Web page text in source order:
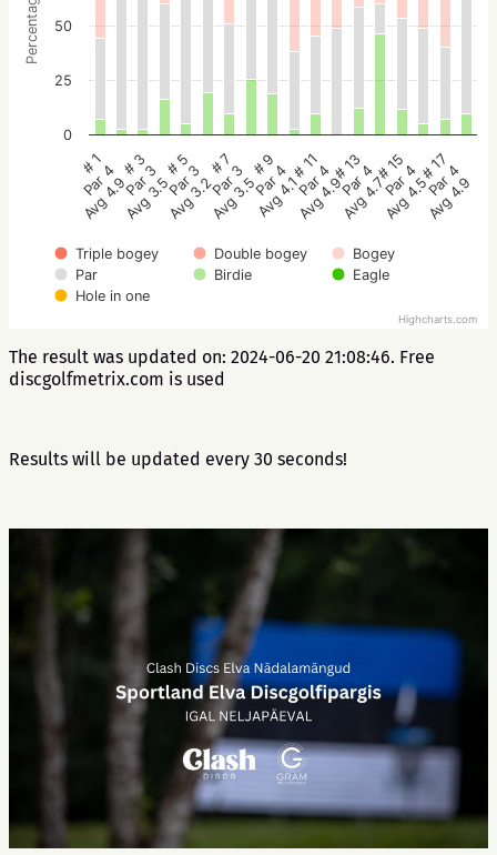
Percentage
Triple bogey Double bogey
Bogey
Par
Birdie
Eagle
Hole in one
# 1
Par 4
Avg 4.9
# 3
Par 3
Avg 3.5
# 5
Par 3
Avg 3.2
# 7
Par 3
Avg 3.5
# 9
Par 4
Avg 4.1
# 11
Par 4
Avg 4.9
# 13
Par 4
Avg 4.7
# 15
Par 4
Avg 4.5
# 17
Par 4
Avg 4.9
0
25
50
Highcharts.com
The result was updated on: 2024-06-20 21:08:46. Free
discgolfmetrix.com is used
Results will be updated every 30 seconds!